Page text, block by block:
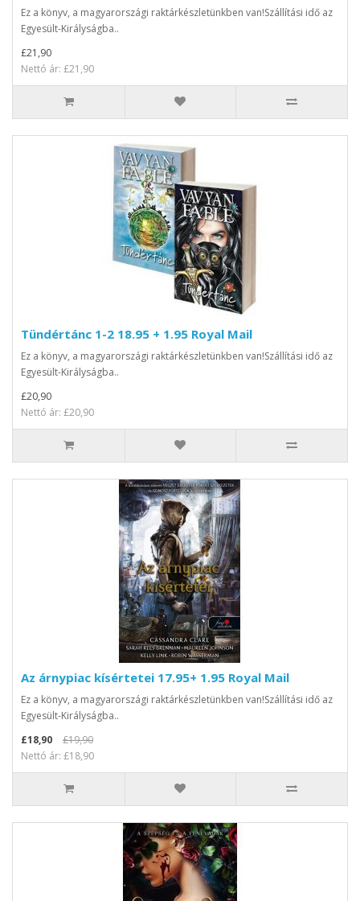
Ez a könyv, a magyarországi raktárkészletünkben van!Szállítási idő az
Egyesült-Királyságba..
£21,90
Nettó ár: £21,90
Tündértánc 1-2 18.95 + 1.95 Royal Mail
Ez a könyv, a magyarországi raktárkészletünkben van!Szállítási idő az
Egyesült-Királyságba..
£20,90
Nettó ár: £20,90
Az árnypiac kísértetei 17.95+ 1.95 Royal Mail
Ez a könyv, a magyarországi raktárkészletünkben van!Szállítási idő az
Egyesült-Királyságba..
£18,90
£19,90
Nettó ár: £18,90